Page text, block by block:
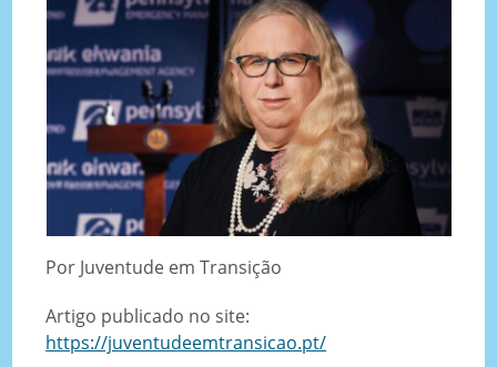
Por Juventude em Transição
Artigo publicado no site:
https://juventudeemtransicao.pt/